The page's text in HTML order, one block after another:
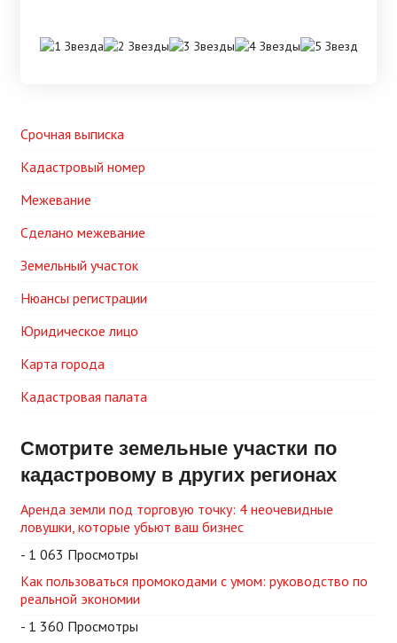
Срочная выписка
Кадастровый номер
Межевание
Сделано межевание
Земельный участок
Нюансы регистрации
Юридическое лицо
Карта города
Кадастровая палата
Смотрите земельные участки по
кадастровому в других регионах
Аренда земли под торговую точку: 4 неочевидные
ловушки, которые убьют ваш бизнес
- 1 063 Просмотры
Как пользоваться промокодами с умом: руководство по
реальной экономии
- 1 360 Просмотры